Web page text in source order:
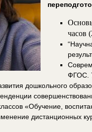
часов
ФГОС.
дошкольного
«Обучение,
дистанционных